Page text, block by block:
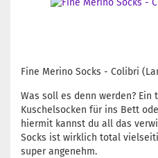
Fine Merino Socks - Colibri
Was soll es denn werden?
Kuschelsocken für ins Bett
hiermit kannst du all das
Socks ist wirklich total
super angenehm.